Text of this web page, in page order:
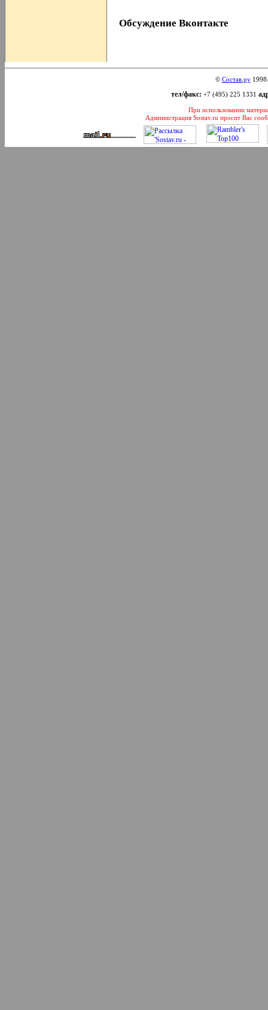
Обсуждение Вконтакте
© Состав.ру
тел/факс: +7 (495) 225 1331
При использовании
Администрация Sostav.ru просит Вас